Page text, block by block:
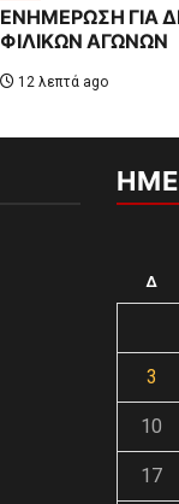
ΕΝΗΜΕΡΩΣΗ ΓΙΑ
ΦΙΛΙΚΩΝ ΑΓΩΝΩΝ
12 λεπτά ago
Δ
3
10
17